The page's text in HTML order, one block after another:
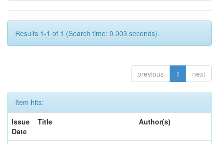
Results 1-1 of 1 (Search time: 0.003 seconds).
previous 1 next
Item hits:
Issue
Date
Title Author(s)